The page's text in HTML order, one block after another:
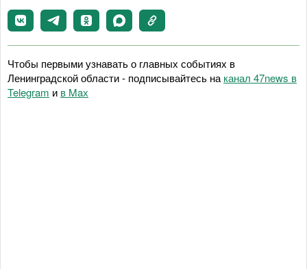
Чтобы первыми узнавать о главных событиях в
Ленинградской области - подписывайтесь на канал 47news в
Telegram и в Maх